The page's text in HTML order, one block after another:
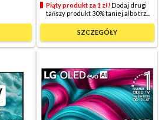
Piąty produkt za 1 zł!Dodaj drugi
tańszy produkt 30% taniej albo trz...
SZCZEGÓŁY